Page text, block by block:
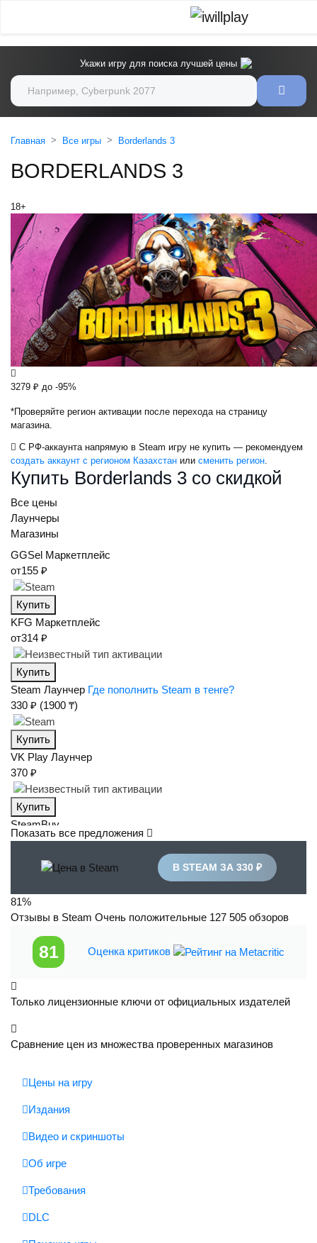
Укажи игру для поиска лучшей цены
Главная Все игры Borderlands 3
BORDERLANDS 3
Купить Borderlands 3 со скидкой
Все цены
Лаунчеры
Магазины
GGSel Маркетплейс
от155 ₽
Купить
KFG Маркетплейс
от314 ₽
Купить
Steam Лаунчер Где пополнить Steam в тенге?
330 ₽ (1900 ₸)
Купить
VK Play Лаунчер
370 ₽
Купить
SteamBuy
471 ₽
Купить
SteamBuy
471 ₽
Купить
SousBuy
Купить
GGSel
от975 ₽
Купить
1001 ₽
Купить
Показать все предложения
81 Оценка критиков
81%
Отзывы в Steam Очень положительные 127 505 обзоров
В STEAM ЗА 330 ₽
Только лицензионные ключи от официальных издателей
Сравнение цен из множества проверенных магазинов
Цены на игру
Издания
Видео и скриншоты
Об игре
Требования
DLC
18+
3279 ₽ до -95%
*Проверяйте регион активации после перехода на страницу
магазина.
С РФ-аккаунта напрямую в Steam игру не купить — рекомендуем
создать аккаунт с регионом Казахстан или сменить регион.